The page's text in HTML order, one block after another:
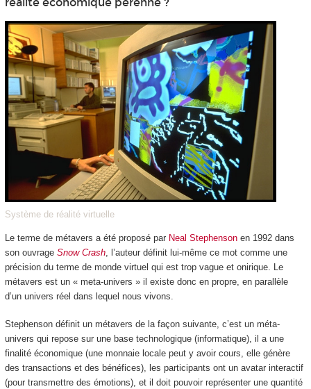
réalité économique pérenne ?
Système de réalité virtuelle
Le terme de métavers a été proposé par Neal Stephensonen 1992 dans
son ouvrage Snow Crash, l’auteur définit lui-même ce mot comme une
précision du terme de monde virtuel qui est trop vague et onirique. Le
métavers est un « meta-univers » il existe donc en propre, en parallèle
d’un univers réel dans lequel nous vivons.
Stephenson définit un métavers de la façon suivante, c’est un méta-
univers qui repose sur une base technologique (informatique), il a une
finalité économique (une monnaie locale peut y avoir cours, elle génère
des transactions et des bénéfices), les participants ont un avatar interactif
(pour transmettre des émotions), et il doit pouvoir représenter une quantité